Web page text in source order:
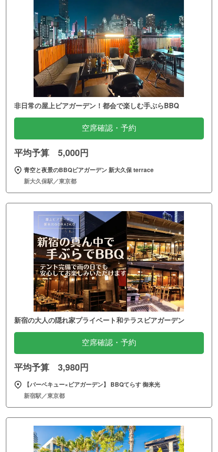
非日常の屋上ビアガーデン！都会で楽しむ手ぶらBBQ
空席確認・予約
平均予算 5,000円
青空と夜景のBBQビアガーデン 新大久保 terrace
新大久保駅／東京都
新宿の大人の隠れ家プライベート和テラスビアガーデン
空席確認・予約
平均予算 3,980円
【バーベキュー×ビアガーデン】 BBQてらす 御来光
新宿駅／東京都